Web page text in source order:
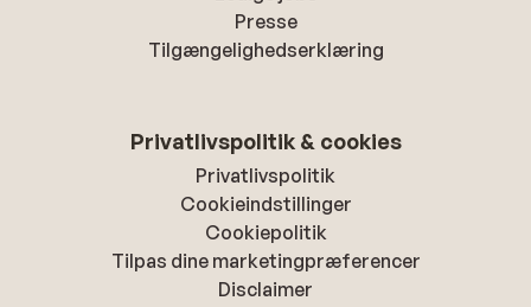
Presse
Tilgængelighedserklæring
Privatlivspolitik & cookies
Privatlivspolitik
Cookieindstillinger
Cookiepolitik
Tilpas dine marketingpræferencer
Disclaimer